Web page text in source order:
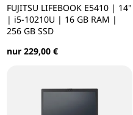
FUJITSU LIFEBOOK E5410 | 14"
| i5-10210U | 16 GB RAM |
256 GB SSD
nur 229,00 €